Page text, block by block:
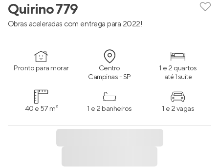
Quirino 779
Obras aceleradas com entrega para 2022!
Pronto para morar Centro
Campinas - SP
1 e 2 quartos
até 1 suíte
40 e 57 m² 1 e 2 banheiros 1 e 2 vagas